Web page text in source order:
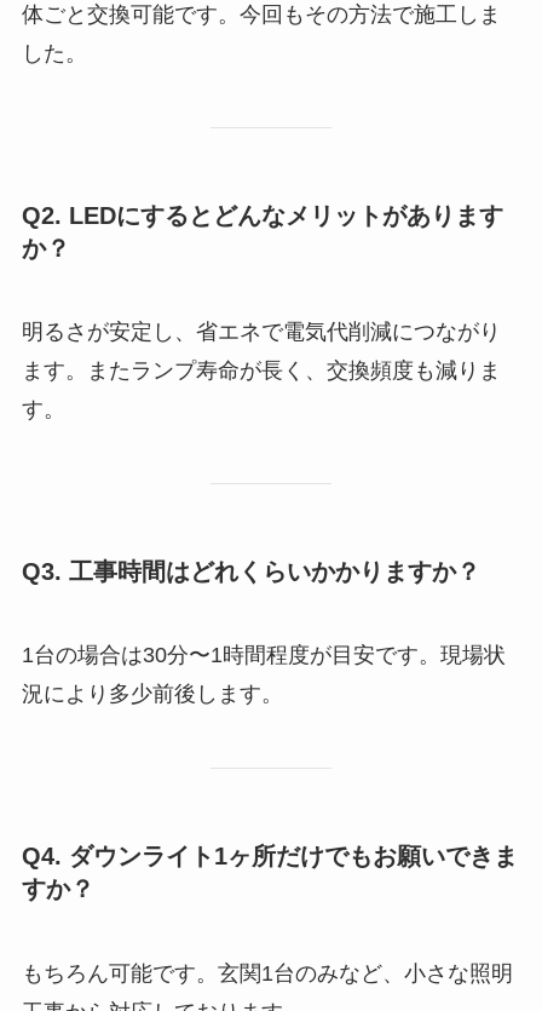
体ごと交換可能です。今回もその方法で施工しま
した。
Q2. LEDにするとどんなメリットがあります
か？
明るさが安定し、省エネで電気代削減につながり
ます。またランプ寿命が長く、交換頻度も減りま
す。
Q3. 工事時間はどれくらいかかりますか？
1台の場合は30分〜1時間程度が目安です。現場状
況により多少前後します。
Q4. ダウンライト1ヶ所だけでもお願いできま
すか？
もちろん可能です。玄関1台のみなど、小さな照明